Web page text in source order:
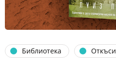
Библиотека Откъси